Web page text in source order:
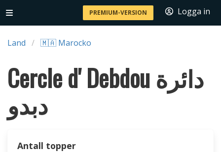
PREMIUM-VERSION Logga in
Land 🇲🇦 Marocko
Cercle d' Debdou دائرة
دبدو
Antall topper